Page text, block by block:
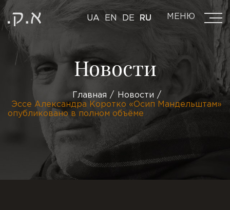
UA EN DE RU МЕНЮ
Новости
Главная
Новости
Эссе Александра Коротко «Осип Мандельштам»
опубликовано в полном объёме